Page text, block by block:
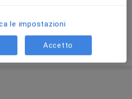
le impostazioni
Accetto